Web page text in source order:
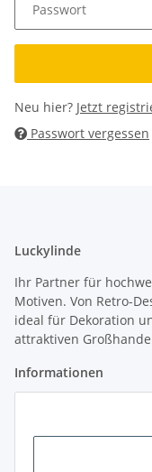
Passwort
Neu hier? Jetzt
Passwort vergessen
Luckylinde
Ihr Partner für
Motiven. Von Retro-
ideal für Dekoration
attraktiven
Informationen